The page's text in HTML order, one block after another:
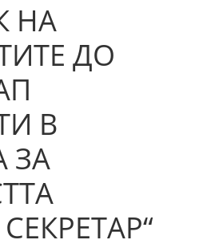
НА
ДО
В
ЗА